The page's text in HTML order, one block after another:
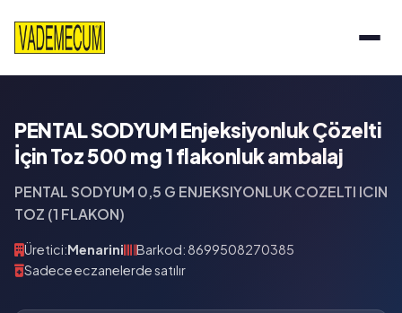
PENTAL SODYUM Enjeksiyonluk Çözelti
İçin Toz 500 mg 1 flakonluk ambalaj
PENTAL SODYUM 0,5 G ENJEKSIYONLUK COZELTI ICIN
TOZ (1 FLAKON)
Üretici:Menarini
Barkod: 8699508270385
Sadece eczanelerde satılır